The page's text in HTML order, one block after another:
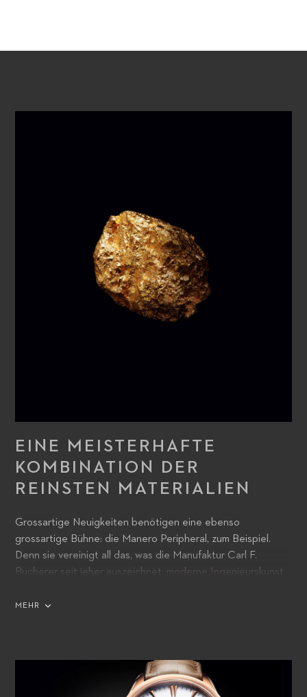
EINE MEISTERHAFTE
KOMBINATION DER
REINSTEN MATERIALIEN
Grossartige Neuigkeiten benötigen eine ebenso
grossartige Bühne: die Manero Peripheral, zum Beispiel.
Denn sie vereinigt all das, was die Manufaktur Carl F.
Bucherer seit jeher auszeichnet: moderne Ingenieurskunst
MEHR